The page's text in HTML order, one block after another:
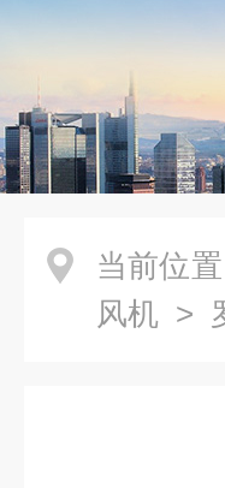
当前位置
风机 >